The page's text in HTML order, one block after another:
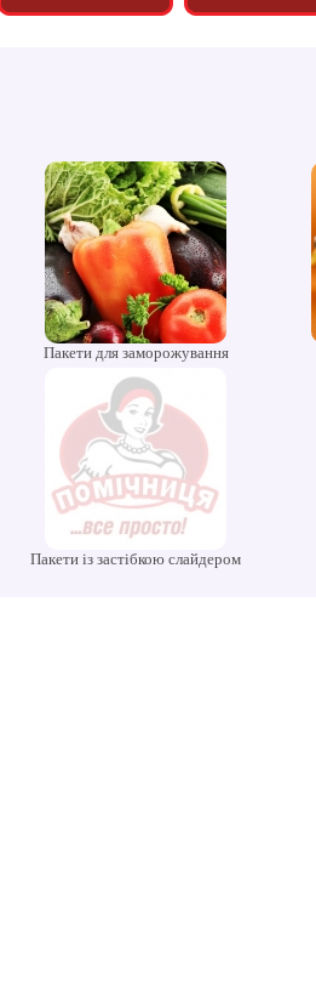
Пакети для заморожування
Пакети із застібкою слайдером